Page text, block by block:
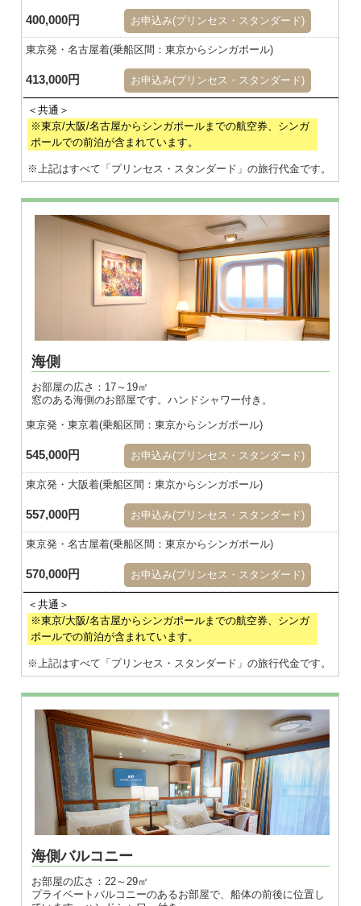
400,000円 お申込み(プリンセス・スタンダード)
東京発・名古屋着(乗船区間：東京からシンガポール)
413,000円 お申込み(プリンセス・スタンダード)
※東京/大阪/名古屋からシンガポールまでの航空券、シンガ
ポールでの前泊が含まれています。
※上記はすべて「プリンセス・スタンダード」の旅行代金です。
※画像はダブル
海側
お部屋の広さ：17～19㎡
窓のある海側のお部屋です。ハンドシャワー付き。
東京発・東京着(乗船区間：東京からシンガポール)
545,000円 お申込み(プリンセス・スタンダード)
東京発・大阪着(乗船区間：東京からシンガポール)
557,000円 お申込み(プリンセス・スタンダード)
東京発・名古屋着(乗船区間：東京からシンガポール)
570,000円 お申込み(プリンセス・スタンダード)
※東京/大阪/名古屋からシンガポールまでの航空券、シンガ
ポールでの前泊が含まれています。
※上記はすべて「プリンセス・スタンダード」の旅行代金です。
※画像はダブル
海側バルコニー
お部屋の広さ：22～29㎡
プライベートバルコニーのあるお部屋で、船体の前後に位置し